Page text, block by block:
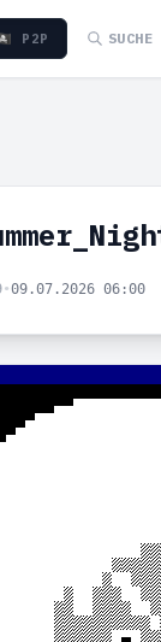
P2P SUCHE
•09.07.2026 06:00